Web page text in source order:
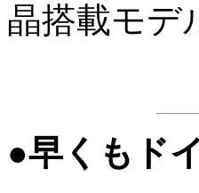
晶搭載モデ
●早くもド